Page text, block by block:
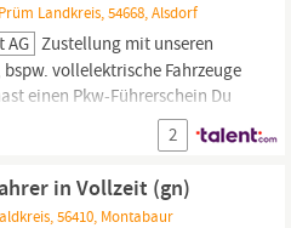
Landkreis, 54668, Alsdorf
AG Zustellung mit unseren
vollelektrische Fahrzeuge
einen Pkw-Führerschein Du
Werde Postbote bei Deutsche
Menschen in deinem Bezirk
lässt du dir von keinem Wetter
2
in Vollzeit (gn)
56410, Montabaur